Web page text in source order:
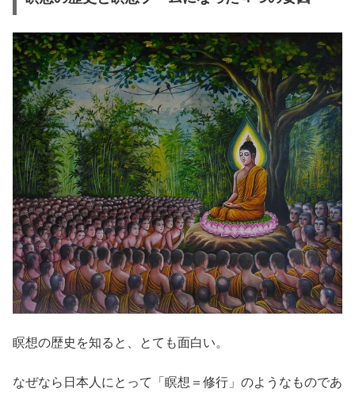
瞑想の歴史を知ると、とても面白い。
なぜなら日本人にとって「瞑想＝修行」のようなものであ